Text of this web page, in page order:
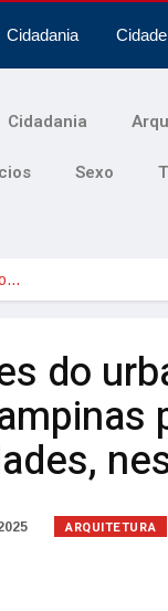
Cidadania Cidade
Cidadania
Sexo
do
ARQUITETURA